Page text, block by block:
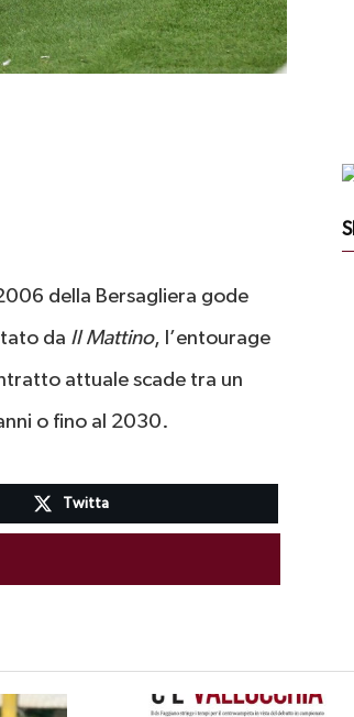
della Bersagliera gode
da Il Mattino, l’entourage
attuale scade tra un
o fino al 2030.
Twitta